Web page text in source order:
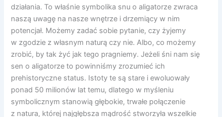
działania. To właśnie symbolika snu o aligatorze zwraca
naszą uwagę na nasze wnętrze i drzemiący w nim
potencjał. Możemy zadać sobie pytanie, czy żyjemy
w zgodzie z własnym naturą czy nie. Albo, co możemy
zrobić, by tak żyć jak tego pragniemy. Jeżeli śni nam się
sen o aligatorze to powinniśmy zrozumieć ich
prehistoryczne status. Istoty te są stare i ewoluowały
ponad 50 milionów lat temu, dlatego w myśleniu
symbolicznym stanowią głębokie, trwałe połączenie
z natura, której najgłębsza mądrość stworzyła wszelkie